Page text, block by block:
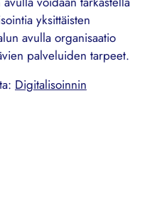
yksittäisten
avulla organisaatio
palveluiden tarpeet.
Digitalisoinnin